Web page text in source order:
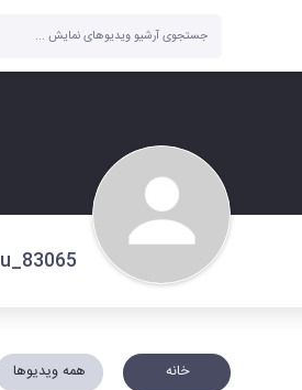
u_83065
خانه همه ویدیوها